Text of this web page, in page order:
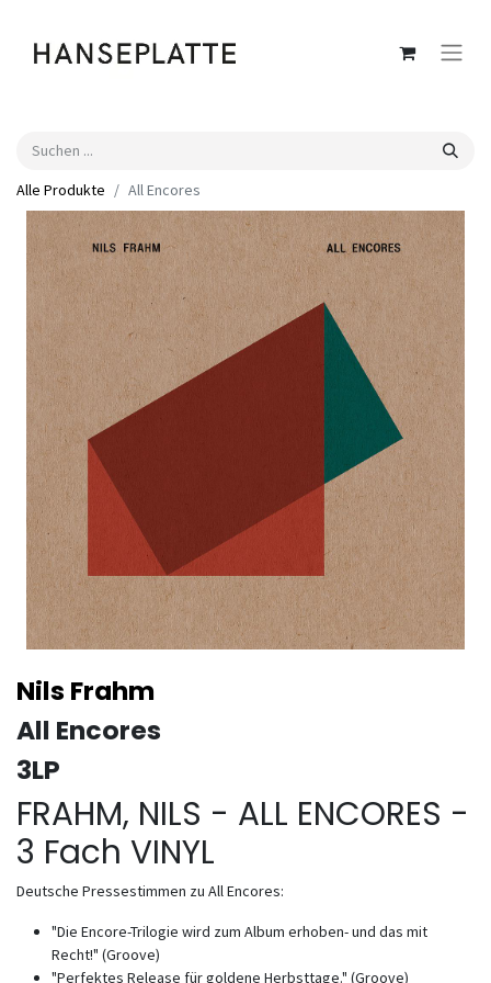
Alle Produkte All Encores
Nils Frahm
All Encores
3LP
FRAHM, NILS - ALL ENCORES -
3 Fach VINYL
Deutsche Pressestimmen zu All Encores:
"Die Encore-Trilogie wird zum Album erhoben- und das mit
Recht!" (Groove)
"Perfektes Release für goldene Herbsttage." (Groove)